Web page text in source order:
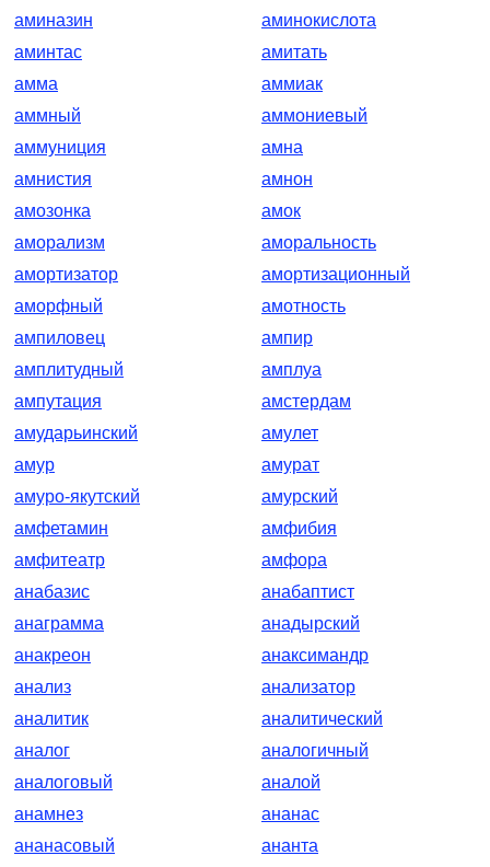
аминазин
аминокислота
аминтас
амитать
амма
аммиак
аммный
аммониевый
аммуниция
амна
амнистия
амнон
амозонка
амок
аморализм
аморальность
амортизатор
амортизационный
аморфный
амотность
ампиловец
ампир
амплитудный
амплуа
ампутация
амстердам
амударьинский
амулет
амур
амурат
амуро-якутский
амурский
амфетамин
амфибия
амфитеатр
амфора
анабазис
анабаптист
анаграмма
анадырский
анакреон
анаксимандр
анализ
анализатор
аналитик
аналитический
аналог
аналогичный
аналоговый
аналой
анамнез
ананас
ананасовый
ананта